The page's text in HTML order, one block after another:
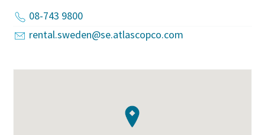
08-743 9800
rental.sweden@se.atlascopco.com